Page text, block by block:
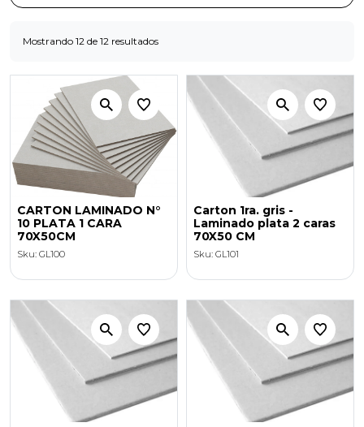
Mostrando 12 de 12 resultados
CARTON LAMINADO N°
10 PLATA 1 CARA
70X50CM
Sku: GL100
Carton 1ra. gris -
Laminado plata 2 caras
70X50 CM
Sku: GL101